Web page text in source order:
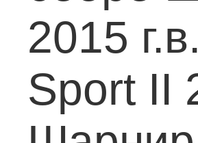
2015
Sport II